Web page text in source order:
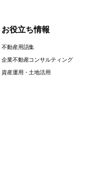
お役立ち情報
不動産用語集
企業不動産コンサルティング
資産運用・土地活用